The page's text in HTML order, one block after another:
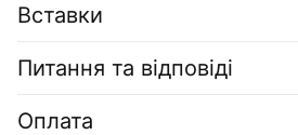
Вставки
Питання та відповіді
Оплата